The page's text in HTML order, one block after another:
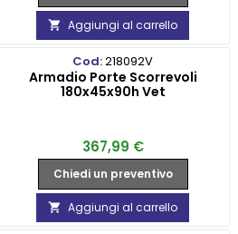
 Aggiungi al carrello
Cod:218092V
Armadio Porte Scorrevoli
180x45x90h Vet
Prezzo
367,99 €
Chiedi un preventivo
 Aggiungi al carrello